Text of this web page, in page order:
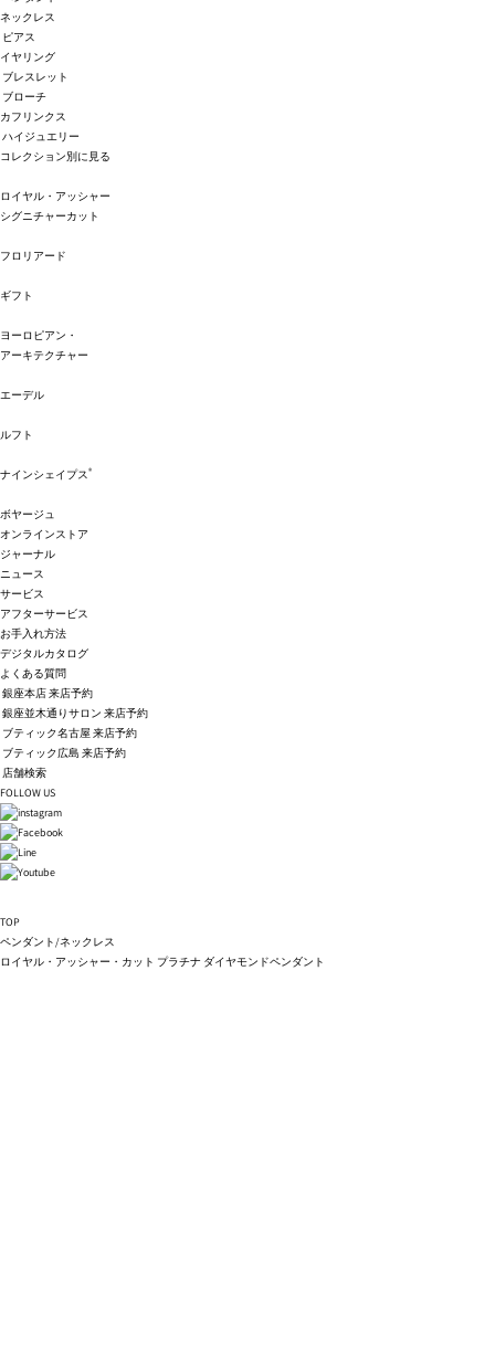
ネックレス
ピアス
イヤリング
ブレスレット
ブローチ
カフリンクス
ハイジュエリー
コレクション別に見る
ロイヤル・アッシャー
シグニチャーカット
フロリアード
ギフト
ヨーロピアン・
アーキテクチャー
エーデル
ルフト
ナインシェイプス®
ボヤージュ
オンラインストア
ジャーナル
ニュース
サービス
アフターサービス
お手入れ方法
デジタルカタログ
よくある質問
銀座本店 来店予約
銀座並木通りサロン 来店予約
ブティック名古屋 来店予約
ブティック広島 来店予約
店舗検索
FOLLOW US
TOP
ペンダント/ネックレス
ロイヤル・アッシャー・カット プラチナ ダイヤモンドペンダント